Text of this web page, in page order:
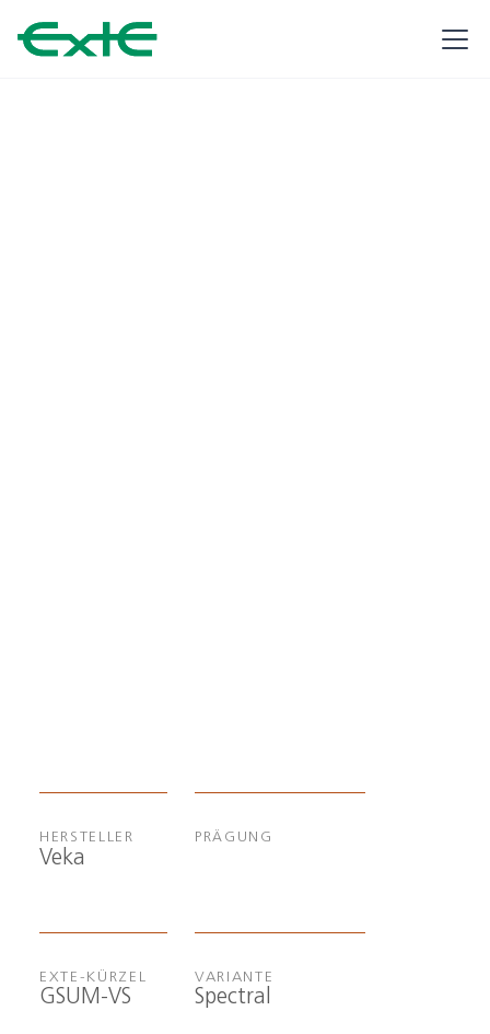
HERSTELLER
Veka
EXTE-KÜRZEL
GSUM-VS
PRÄGUNG
VARIANTE
Spectral